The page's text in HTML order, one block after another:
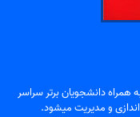
همراه دانشجویان برتر سراسر
اندازی و مدیریت میشود.